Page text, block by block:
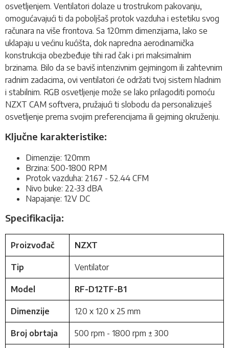
osvetljenjem. Ventilatori dolaze u trostrukom pakovanju,
omogućavajući ti da poboljšaš protok vazduha i estetiku svog
računara na više frontova. Sa 120mm dimenzijama, lako se
uklapaju u većinu kućišta, dok napredna aerodinamička
konstrukcija obezbeđuje tihi rad čak i pri maksimalnim
brzinama. Bilo da se baviš intenzivnim gejmingom ili zahtevnim
radnim zadacima, ovi ventilatori će održati tvoj sistem hladnim
i stabilnim. RGB osvetljenje može se lako prilagoditi pomoću
NZXT CAM softvera, pružajući ti slobodu da personalizuješ
osvetljenje prema svojim preferencijama ili gejming okruženju.
Ključne karakteristike:
Dimenzije: 120mm
Brzina: 500-1800 RPM
Protok vazduha: 21.67 - 52.44 CFM
Nivo buke: 22-33 dBA
Napajanje: 12V DC
Specifikacija:
Proizvođač NZXT
Tip Ventilator
Model RF-D12TF-B1
Dimenzije 120 x 120 x 25 mm
Broj obrtaja 500 rpm - 1800 rpm ± 300